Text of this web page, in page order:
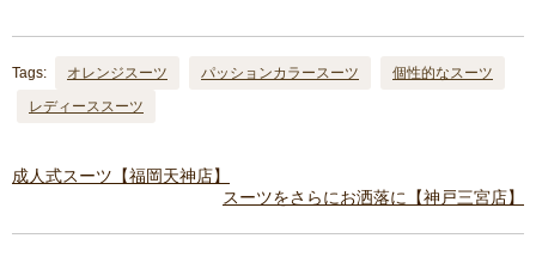
Tags: オレンジスーツ パッションカラースーツ
個性的なスーツ
レディーススーツ
成人式スーツ【福岡天神店】
スーツをさらにお洒落に【神戸三宮店】